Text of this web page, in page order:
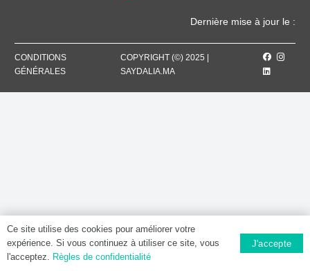
Dernière mise à jour le :
CONDITIONS
GÉNÉRALES
COPYRIGHT (©) 2025 |
SAYDALIA.MA
Ce site utilise des cookies pour améliorer votre
expérience. Si vous continuez à utiliser ce site, vous
l'acceptez. Règles de confidentialité
J'accepte